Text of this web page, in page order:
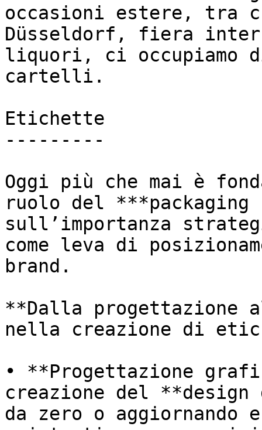
occasioni estere, tra
Düsseldorf, fiera
liquori, ci occupiamo
cartelli.
Etichette
---------
Oggi più che mai è
ruolo del
sull’importanza
come leva di
brand.
**Dalla progettazione
nella creazione di
• **Progettazione
creazione del
da zero o